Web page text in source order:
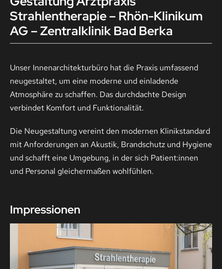
Kontakt
Strahlentherapie – Rhön-Klinikum
AG – Zentralklinik Bad Berka
Unser Innenarchitekturbüro hat die Praxis umfassend
neugestaltet, um eine moderne und einladende
Atmosphäre zu schaffen. Das durchdachte Design
verbindet Komfort und Funktionalität.
Die Neugestaltung vereint den modernen Klinikstandard
mit Anforderungen an Akustik, Brandschutz und Hygiene
und schafft eine Umgebung, in der sich Patient:innen
und Personal gleichermaßen wohlfühlen.
Impressionen